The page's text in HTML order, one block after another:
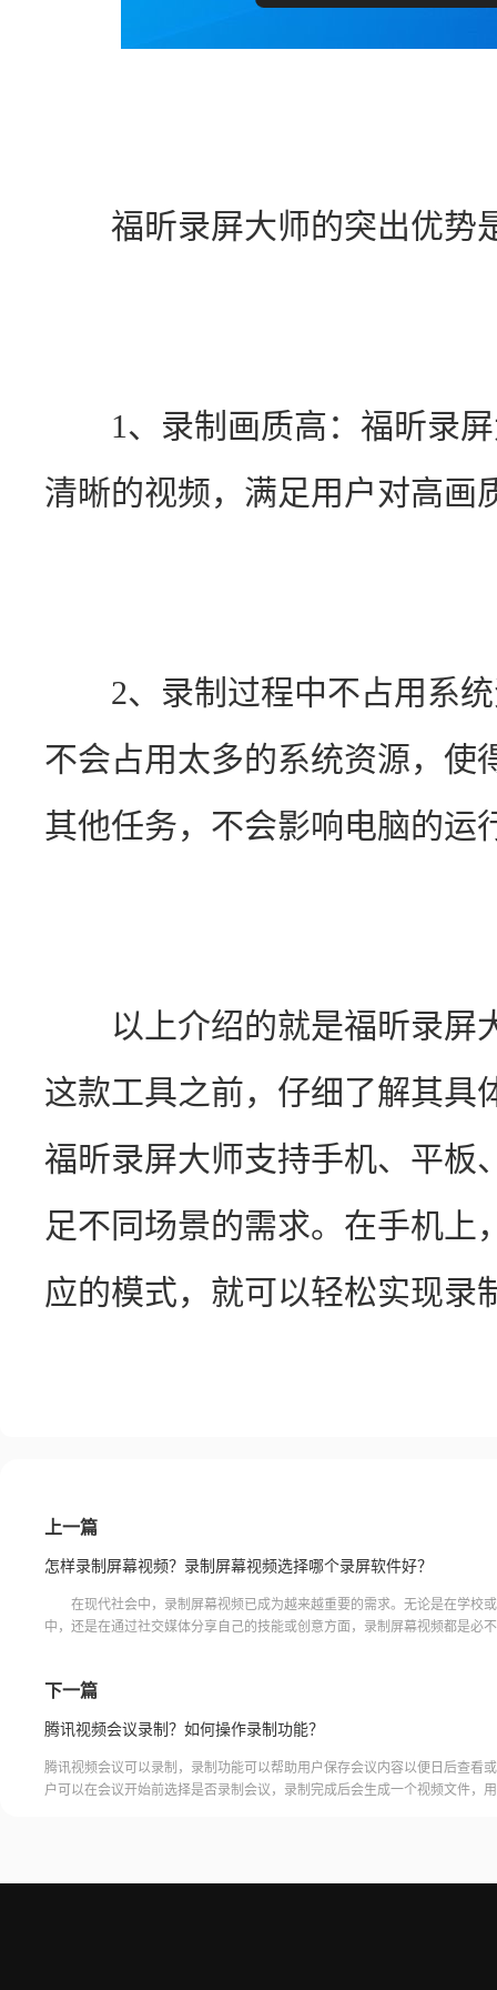
福昕录屏大师的突出优势
1、录制画质高：福昕录屏
清晰的视频，满足用户对高画
2、录制过程中不占用系统
不会占用太多的系统资源，使
其他任务，不会影响电脑的运
以上介绍的就是福昕录屏
这款工具之前，仔细了解其具
福昕录屏大师支持手机、平板
足不同场景的需求。在手机上
应的模式，就可以轻松实现录
上一篇
怎样录制屏幕视频？录制屏幕视频选择哪个录屏软件好？
在现代社会中，录制屏幕视频已成为越来越重要的需求。无论是在学校
中，还是在通过社交媒体分享自己的技能或创意方面，录制屏幕视频都是必
下一篇
腾讯视频会议录制？如何操作录制功能？
腾讯视频会议可以录制，录制功能可以帮助用户保存会议内容以便日后查看
户可以在会议开始前选择是否录制会议，录制完成后会生成一个视频文件，